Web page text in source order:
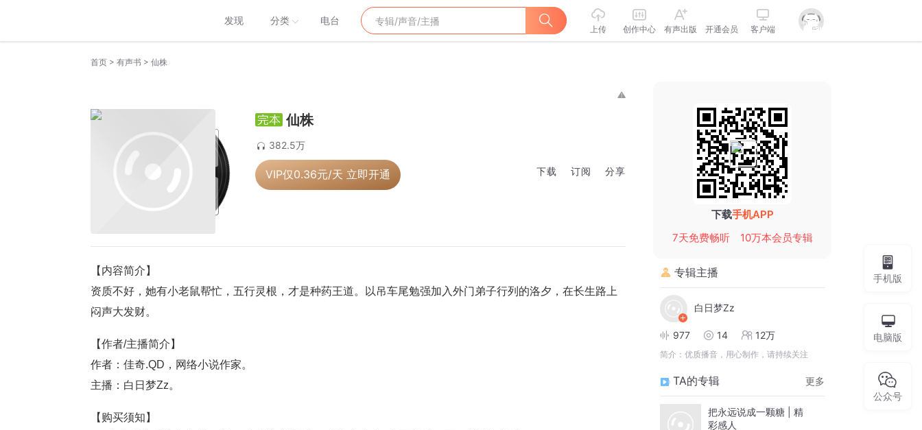
发现 分类 电台
上传 创作中心 有声出版 开通会员 客户端
首页 > 有声书 > 仙株
仙株
382.5万
VIP仅0.36元/天 立即开通 下载 订阅 分享
【内容简介】
资质不好，她有小老鼠帮忙，五行灵根，才是种药王道。以吊车尾勉强加入外门弟子行列的洛夕，在长生路上
闷声大发财。
【作者/主播简介】
作者：佳奇.QD，网络小说作家。
主播：白日梦Zz。
【购买须知】
下载手机APP
7天免费畅听
10万本会员专辑
专辑主播
白日梦Zz
977 14 12万
简介： 优质播音，用心制作，请持续关注
TA的专辑 更多
把永远说成一颗糖 | 精
彩感人
手机版
电脑版
公众号